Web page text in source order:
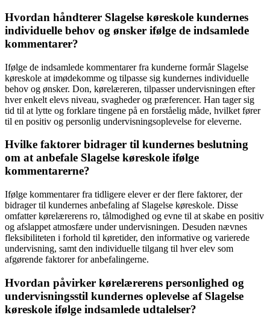
Hvordan håndterer Slagelse køreskole kundernes
individuelle behov og ønsker ifølge de indsamlede
kommentarer?
Ifølge de indsamlede kommentarer fra kunderne formår Slagelse
køreskole at imødekomme og tilpasse sig kundernes individuelle
behov og ønsker. Don, kørelæreren, tilpasser undervisningen efter
hver enkelt elevs niveau, svagheder og præferencer. Han tager sig
tid til at lytte og forklare tingene på en forståelig måde, hvilket fører
til en positiv og personlig undervisningsoplevelse for eleverne.
Hvilke faktorer bidrager til kundernes beslutning
om at anbefale Slagelse køreskole ifølge
kommentarerne?
Ifølge kommentarer fra tidligere elever er der flere faktorer, der
bidrager til kundernes anbefaling af Slagelse køreskole. Disse
omfatter kørelærerens ro, tålmodighed og evne til at skabe en positiv
og afslappet atmosfære under undervisningen. Desuden nævnes
fleksibiliteten i forhold til køretider, den informative og varierede
undervisning, samt den individuelle tilgang til hver elev som
afgørende faktorer for anbefalingerne.
Hvordan påvirker kørelærerens personlighed og
undervisningsstil kundernes oplevelse af Slagelse
køreskole ifølge indsamlede udtalelser?